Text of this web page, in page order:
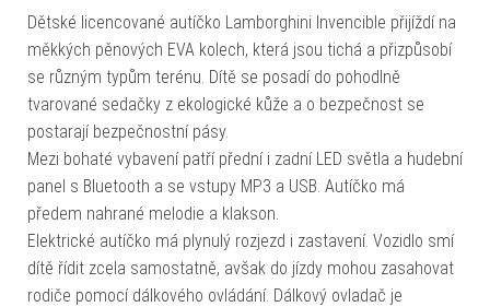
Dětské licencované autíčko Lamborghini Invencible přijíždí na
měkkých pěnových EVA kolech, která jsou tichá a přizpůsobí
se různým typům terénu. Dítě se posadí do pohodlně
tvarované sedačky z ekologické kůže a o bezpečnost se
postarají bezpečnostní pásy.
Mezi bohaté vybavení patří přední i zadní LED světla a hudební
panel s Bluetooth a se vstupy MP3 a USB. Autíčko má
předem nahrané melodie a klakson.
Elektrické autíčko má plynulý rozjezd i zastavení. Vozidlo smí
dítě řídit zcela samostatně, avšak do jízdy mohou zasahovat
rodiče pomocí dálkového ovládání. Dálkový ovladač je